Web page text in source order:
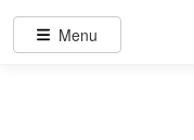
Menu